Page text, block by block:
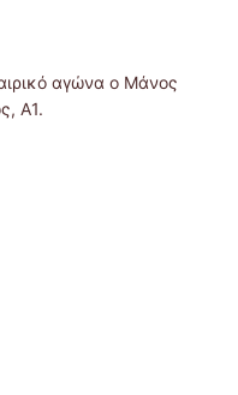
αγώνα ο Μάνος
Α1.